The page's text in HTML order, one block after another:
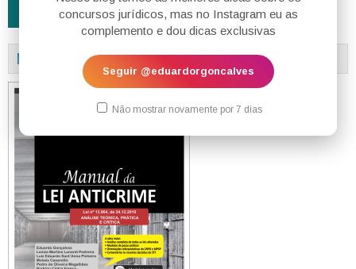
concursos jurídicos, mas no Instagram eu as
complemento e dou dicas exclusivas
Seguir @eduardorgoncalves
Não mostrar novamente por 7 dias
MANUAL DA LEI ANTICRIME